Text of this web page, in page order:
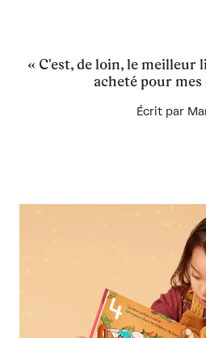
« C'est, de loin, le meilleur
acheté pour mes
Écrit par